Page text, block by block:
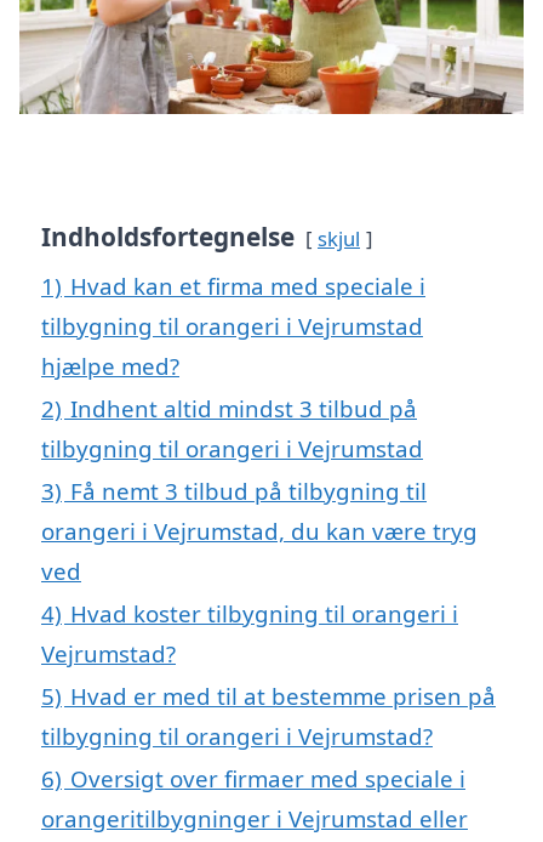
Indholdsfortegnelse skjul
1) Hvad kan et firma med speciale i
tilbygning til orangeri i Vejrumstad
hjælpe med?
2) Indhent altid mindst 3 tilbud på
tilbygning til orangeri i Vejrumstad
3) Få nemt 3 tilbud på tilbygning til
orangeri i Vejrumstad, du kan være tryg
ved
4) Hvad koster tilbygning til orangeri i
Vejrumstad?
5) Hvad er med til at bestemme prisen på
tilbygning til orangeri i Vejrumstad?
6) Oversigt over firmaer med speciale i
orangeritilbygninger i Vejrumstad eller